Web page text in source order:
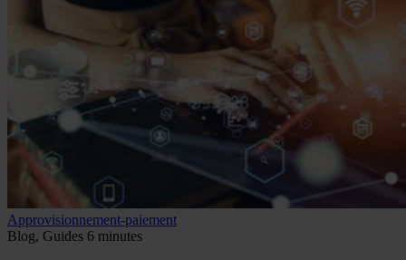
Approvisionnement-paiement
Blog, Guides 6 minutes